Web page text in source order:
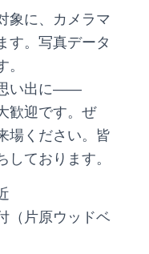
象に、カメラマ
す。写真データ
い出に――
歓迎です。ぜ
場ください。皆
ております。
（片原ウッドベ